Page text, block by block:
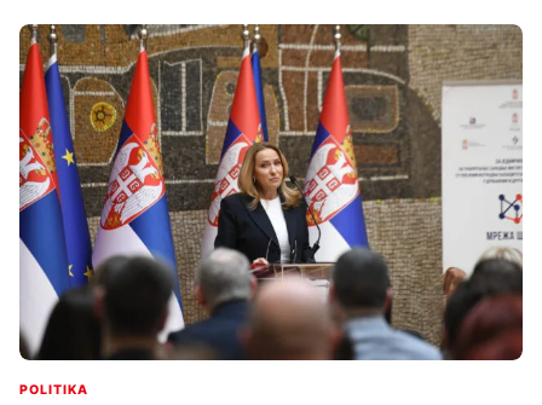
POLITIKA